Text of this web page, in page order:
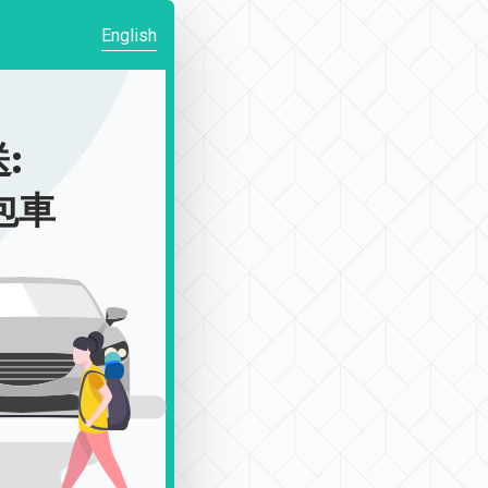
English
:
車